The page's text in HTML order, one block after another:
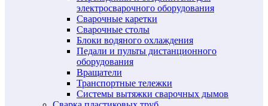
электросварочного оборудования
Сварочные каретки
Сварочные столы
Блоки водяного охлаждения
Педали и пульты дистанционного
оборудования
Вращатели
Транспортные тележки
Системы вытяжки сварочных дымов